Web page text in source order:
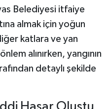
Belediyesi itfaiye
almak için yoğun
katlara ve yan
alınırken, yangının
detaylı şekilde